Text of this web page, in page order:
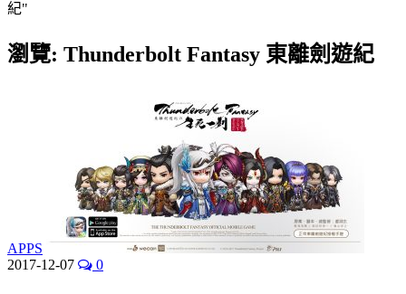
紀"
瀏覽: Thunderbolt Fantasy 東離劍遊紀
APPS
2017-12-07
0